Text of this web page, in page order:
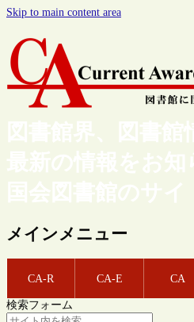
Skip to main content area
図書館界、図書館
最新の情報をお
国会図書館のサイ
メインメニュー
CA-R CA-E CA
検索フォーム